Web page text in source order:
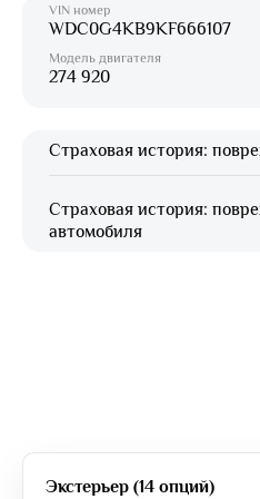
VIN номер
WDC0G4KB9KF666107
Модель двигателя
274 920
Страховая история:
Страховая история:
автомобиля
Экстерьер (14 опций)